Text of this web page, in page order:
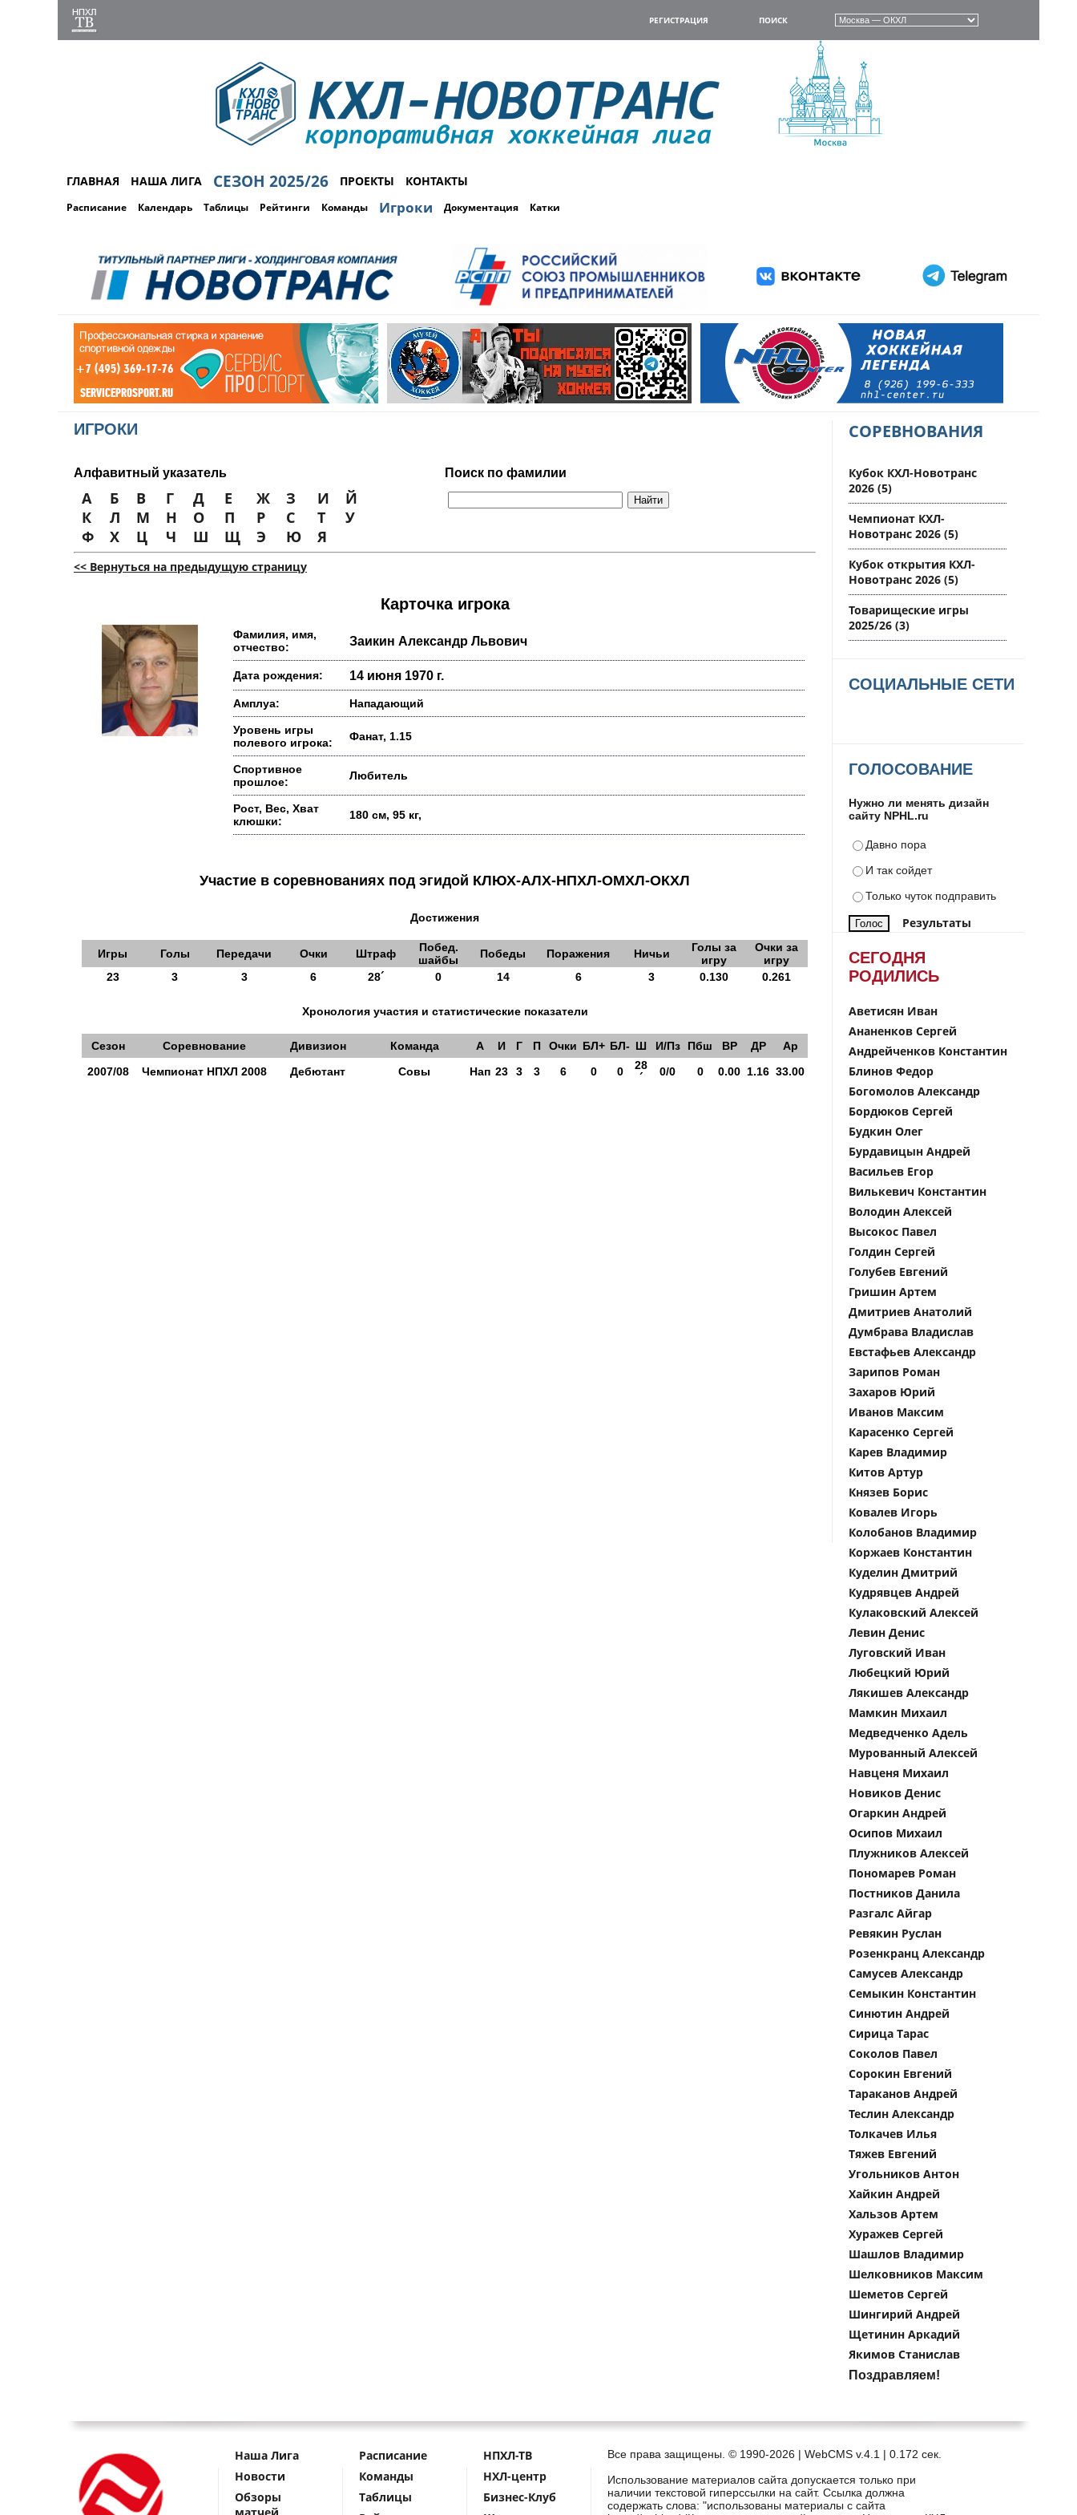
РЕГИСТРАЦИЯ ПОИСК
ГЛАВНАЯ НАША ЛИГА СЕЗОН 2025/26 ПРОЕКТЫ КОНТАКТЫ
Расписание Календарь Таблицы Рейтинги Команды Игроки Документация Катки
ИГРОКИ
Алфавитный указатель Поиск по фамилии
А Б В Г Д Е Ж З И
Й
К
Л М Н О П Р С Т
У
Ф
Х Ц Ч Ш Щ Э Ю Я
<< Вернуться на предыдущую страницу
Карточка игрока
Фамилия, имя,
отчество:
Заикин Александр Львович
Дата рождения: 14 июня 1970 г.
Амплуа: Нападающий
Уровень игры
полевого игрока:
Фанат, 1.15
Спортивное
прошлое:
Любитель
Рост, Вес, Хват
клюшки:
180 см, 95 кг,
Участие в соревнованиях под эгидой КЛЮХ-АЛХ-НПХЛ-ОМХЛ-ОКХЛ
Достижения
Игры Голы Передачи Очки Штраф
Побед.
шайбы
Победы Поражения Ничьи
Голы за
игру
Очки за
игру
23
3 3 6 28´ 0 14 6 3 0.130 0.261
Хронология участия и статистические показатели
Сезон Соревнование Дивизион Команда А И Г П Очки БЛ+ БЛ- Ш И/Пз Пбш ВР ДР
Ар
2007/08
Чемпионат НПХЛ 2008 Дебютант Совы Нап 23 3 3 6 0 0
28
´
0/0 0 0.00 1.16 33.00
СОРЕВНОВАНИЯ
Кубок КХЛ-Новотранс
2026 (5)
Чемпионат КХЛ-
Новотранс 2026 (5)
Кубок открытия КХЛ-
Новотранс 2026 (5)
Товарищеские игры
2025/26 (3)
СОЦИАЛЬНЫЕ СЕТИ
ГОЛОСОВАНИЕ
Нужно ли менять дизайн
сайту NPHL.ru
Давно пора
И так сойдет
Только чуток подправить
Результаты
СЕГОДНЯ
РОДИЛИСЬ
Аветисян Иван
Ананенков Сергей
Андрейченков Константин
Блинов Федор
Богомолов Александр
Бордюков Сергей
Будкин Олег
Бурдавицын Андрей
Васильев Егор
Вилькевич Константин
Володин Алексей
Высокос Павел
Голдин Сергей
Голубев Евгений
Гришин Артем
Дмитриев Анатолий
Думбрава Владислав
Евстафьев Александр
Зарипов Роман
Захаров Юрий
Иванов Максим
Карасенко Сергей
Карев Владимир
Китов Артур
Князев Борис
Ковалев Игорь
Колобанов Владимир
Коржаев Константин
Куделин Дмитрий
Кудрявцев Андрей
Кулаковский Алексей
Левин Денис
Луговский Иван
Любецкий Юрий
Лякишев Александр
Мамкин Михаил
Медведченко Адель
Мурованный Алексей
Навценя Михаил
Новиков Денис
Огаркин Андрей
Осипов Михаил
Плужников Алексей
Пономарев Роман
Постников Данила
Разгалс Айгар
Ревякин Руслан
Розенкранц Александр
Самусев Александр
Семыкин Константин
Синютин Андрей
Сирица Тарас
Соколов Павел
Сорокин Евгений
Тараканов Андрей
Теслин Александр
Толкачев Илья
Тяжев Евгений
Угольников Антон
Хайкин Андрей
Хальзов Артем
Хуражев Сергей
Шашлов Владимир
Шелковников Максим
Шеметов Сергей
Шингирий Андрей
Щетинин Аркадий
Якимов Станислав
Поздравляем!
Наша Лига
Новости
Обзоры
Расписание
Команды
Таблицы
НПХЛ-ТВ
НХЛ-центр
Бизнес-Клуб
Все права защищены. © 1990-2026 | WebCMS v.4.1 | 0.172 сек.
Использование материалов сайта допускается только при
наличии текстовой гиперссылки на сайт. Ссылка должна
содержать слова: "использованы материалы с сайта